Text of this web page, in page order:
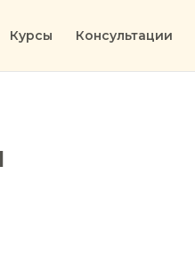
Курсы Консультации